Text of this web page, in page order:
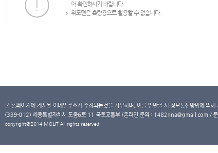
아 확인하시기 바랍니다.
위도면은 측량용으로 활용할 수 없습니다.
본 홈페이지에 게시된 이메일주소가 수집되는것을 거부하며, 이를 위반할 시 정보통신망법에 의
(339-012) 세종특별자치시 도움6로 11 국토교통부 (온라인 문의 : 1482qna@gmail.com /
copyright@2014 MOLIT All rights reserved.